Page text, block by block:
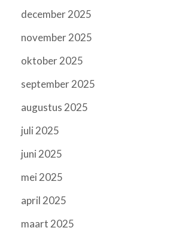
december 2025
november 2025
oktober 2025
september 2025
augustus 2025
juli 2025
juni 2025
mei 2025
april 2025
maart 2025